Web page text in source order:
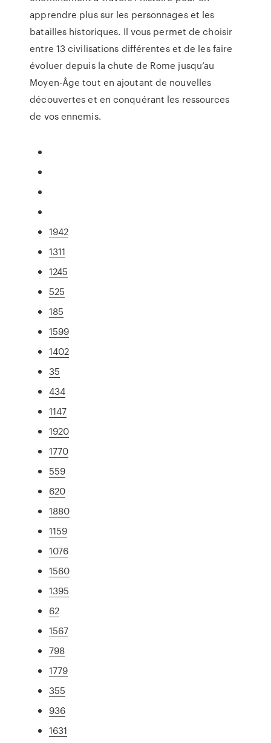
apprendre plus sur les personnages et les
batailles historiques. Il vous permet de choisir
entre 13 civilisations différentes et de les faire
évoluer depuis la chute de Rome jusqu’au
Moyen-Âge tout en ajoutant de nouvelles
découvertes et en conquérant les ressources
de vos ennemis.
1942
1311
1245
525
185
1599
1402
35
434
1147
1920
1770
559
620
1880
1159
1076
1560
1395
62
1567
798
1779
355
936
1631